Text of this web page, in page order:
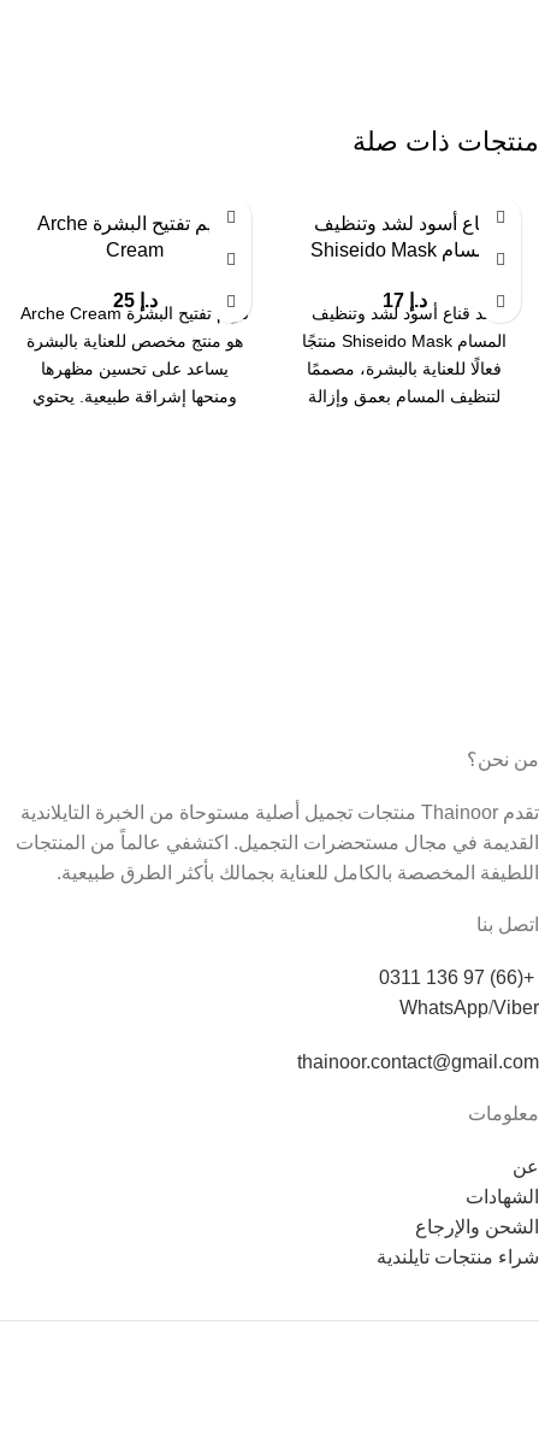
منتجات ذات صلة
قناع أسود لشد وتنظيف
المسام Shiseido Mask
د.إ 17
يُعد قناع أسود لشد وتنظيف
المسام Shiseido Mask منتجًا
فعالًا للعناية بالبشرة، مصممًا
لتنظيف المسام بعمق وإزالة
كريم تفتيح البشرة Arche
Cream
د.إ 25
كريم تفتيح البشرة Arche Cream
هو منتج مخصص للعناية بالبشرة
يساعد على تحسين مظهرها
ومنحها إشراقة طبيعية. يحتوي
من نحن؟
تقدم Thainoor منتجات تجميل أصلية مستوحاة من الخبرة التايلاندية
القديمة في مجال مستحضرات التجميل. اكتشفي عالماً من المنتجات
اللطيفة المخصصة بالكامل للعناية بجمالك بأكثر الطرق طبيعية.
اتصل بنا
+(66) 97 136 0311
WhatsApp/Viber
thainoor.contact@gmail.com
معلومات
عن
الشهادات
الشحن والإرجاع
شراء منتجات تايلندية